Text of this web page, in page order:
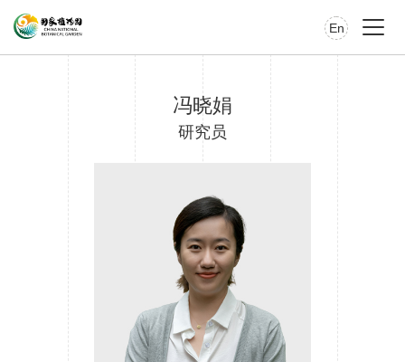
En
冯晓娟
研究员